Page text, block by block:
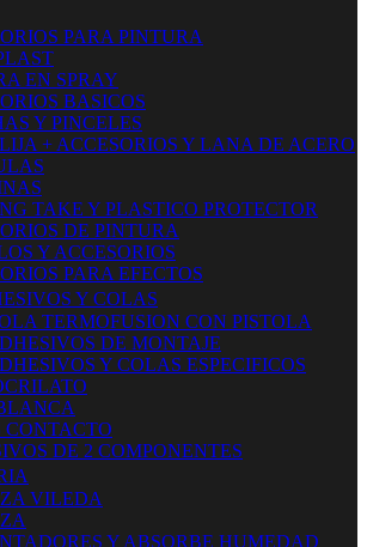
PARA PINTURA
EN SPRAY
BASICOS
Y PINCELES
+ ACCESORIOS Y LANA DE ACERO
TAKE Y PLASTICO PROTECTOR
DE PINTURA
Y ACCESORIOS
PARA EFECTOS
Y COLAS
TERMOFUSION CON PISTOLA
DE MONTAJE
Y COLAS ESPECIFICOS
CONTACTO
DE 2 COMPONENTES
VILEDA
Y ABSORBE HUMEDAD